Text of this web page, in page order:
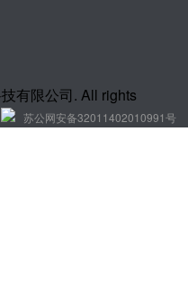
有限公司. All rights
苏公网安备32011402010991号